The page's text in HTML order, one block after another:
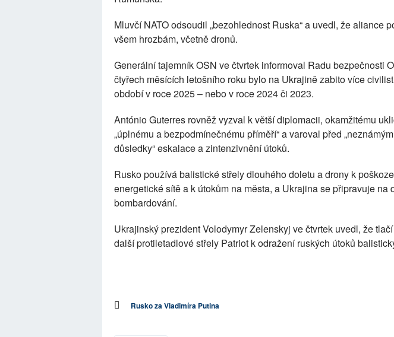
Mluvčí NATO odsoudil „bezohlednost Ruska“ a uvedl, že aliance
všem hrozbám, včetně dronů.
Generální tajemník OSN ve čtvrtek informoval Radu bezpečnosti
čtyřech měsících letošního roku bylo na Ukrajině zabito více
období v roce 2025 – nebo v roce 2024 či 2023.
António Guterres rovněž vyzval k větší diplomacii, okamžitému
„úplnému a bezpodmínečnému příměří“ a varoval před
důsledky“ eskalace a zintenzivnění útoků.
Rusko používá balistické střely dlouhého doletu a drony k
energetické sítě a k útokům na města, a Ukrajina se připravuje na
bombardování.
Ukrajinský prezident Volodymyr Zelenskyj ve čtvrtek uvedl, že
další protiletadlové střely Patriot k odražení ruských útoků
Rusko za Vladimíra Putina